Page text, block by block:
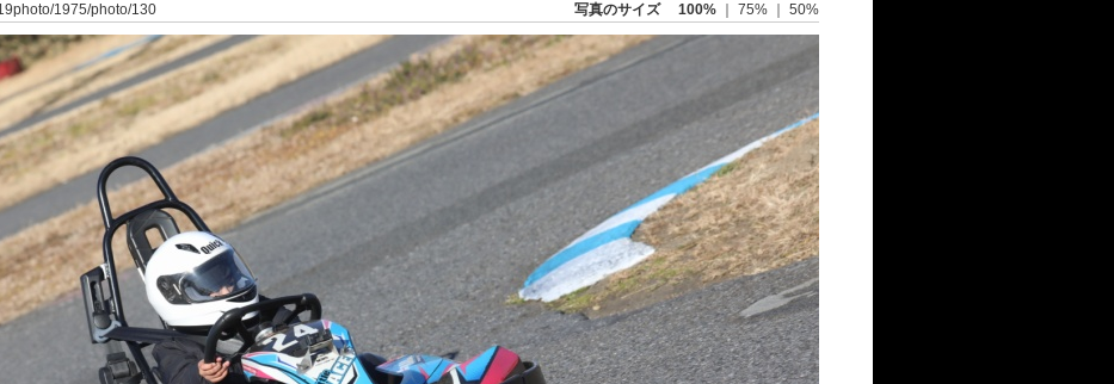
1975/photo/130 写真のサイズ 100% 75% 50%